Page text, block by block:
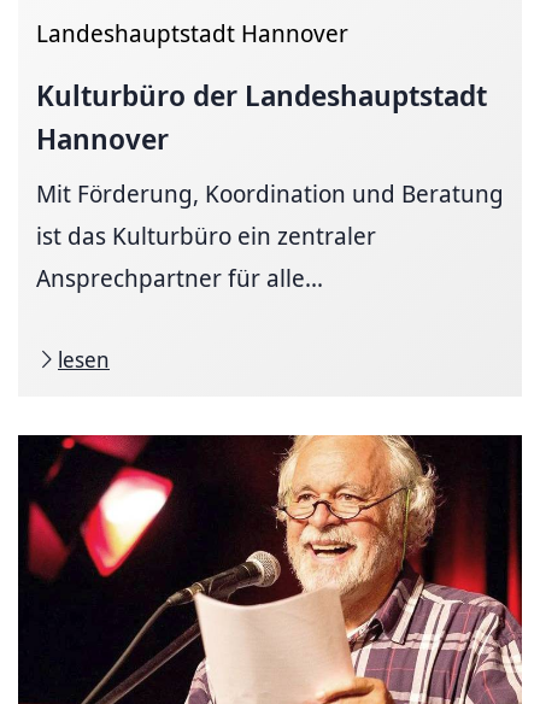
Landeshauptstadt Hannover
Kulturbüro der Landeshauptstadt
Hannover
Mit Förderung, Koordination und Beratung
ist das Kulturbüro ein zentraler
Ansprechpartner für alle...
lesen